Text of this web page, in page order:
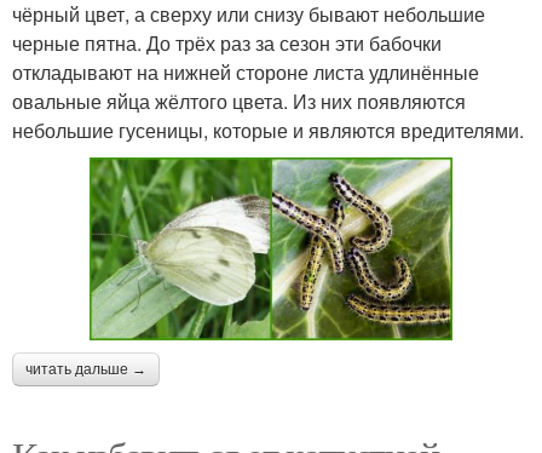
чёрный цвет, а сверху или снизу бывают небольшие
черные пятна. До трёх раз за сезон эти бабочки
откладывают на нижней стороне листа удлинённые
овальные яйца жёлтого цвета. Из них появляются
небольшие гусеницы, которые и являются вредителями.
читать дальше →